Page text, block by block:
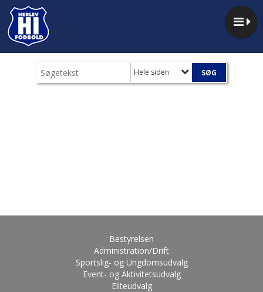
Hele siden
Bestyrelsen
Administration/Drift
Sportslig- og Ungdomsudvalg
Event- og Aktivitetsudvalg
Eliteudvalg